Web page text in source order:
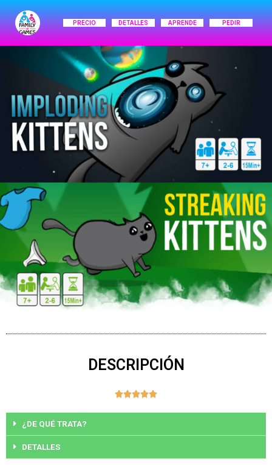
PRECIO DETALLES APRENDE PEDIR
DESCRIPCIÓN
Valorado
de
¿DE QUÉ TRATA?
DETALLES